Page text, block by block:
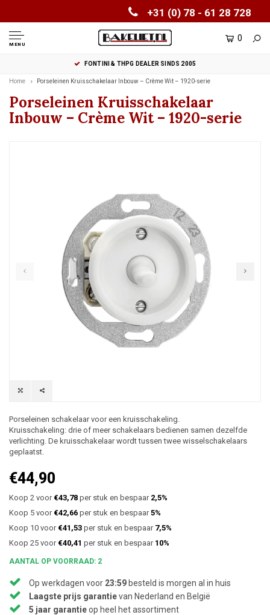
+31 (0) 78 - 61 28 728
MENU
0
FONTINI & THPG DEALER SINDS 2005
Home Porseleinen Kruisschakelaar Inbouw – Crème Wit – 1920-serie
Porseleinen Kruisschakelaar
Inbouw – Crème Wit – 1920-serie
Porseleinen schakelaar voor een kruisschakeling.
Kruisschakeling: drie of meer schakelaars bedienen samen dezelfde
verlichting. De kruisschakelaar wordt tussen twee wisselschakelaars
geplaatst.
€44,90
Koop 2 voor €43,78 per stuk en bespaar 2,5%
Koop 5 voor €42,66 per stuk en bespaar5%
Koop 10 voor €41,53 per stuk en bespaar 7,5%
Koop 25 voor €40,41 per stuk en bespaar 10%
AANTAL OP VOORRAAD: 2
Op werkdagen voor 23:59 besteld is morgen al in huis
Laagste prijs garantievan Nederland en België
5 jaar garantieop heel het assortiment